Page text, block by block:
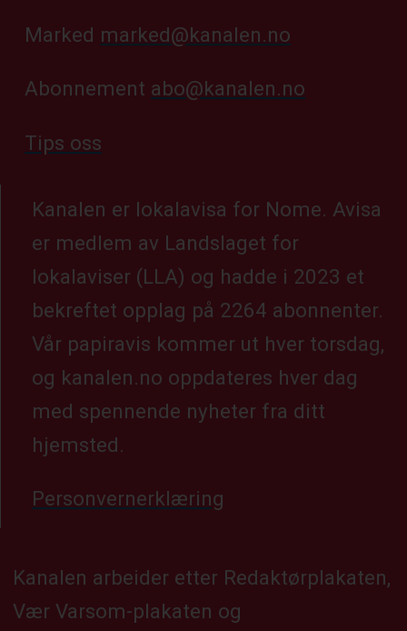
Marked marked@kanalen.no
Abonnement abo@kanalen.no
Tips oss
Kanalen er lokalavisa for Nome. Avisa
er medlem av Landslaget for
lokalaviser (LLA) og hadde i 2023 et
bekreftet opplag på 2264 abonnenter.
Vår papiravis kommer ut hver torsdag,
og kanalen.no oppdateres hver dag
med spennende nyheter fra ditt
hjemsted.
Personvernerklæring
Kanalen arbeider etter Redaktørplakaten,
Vær Varsom-plakaten og